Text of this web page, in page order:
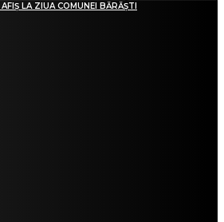
LA ZIUA COMUNEI BĂRĂȘTI